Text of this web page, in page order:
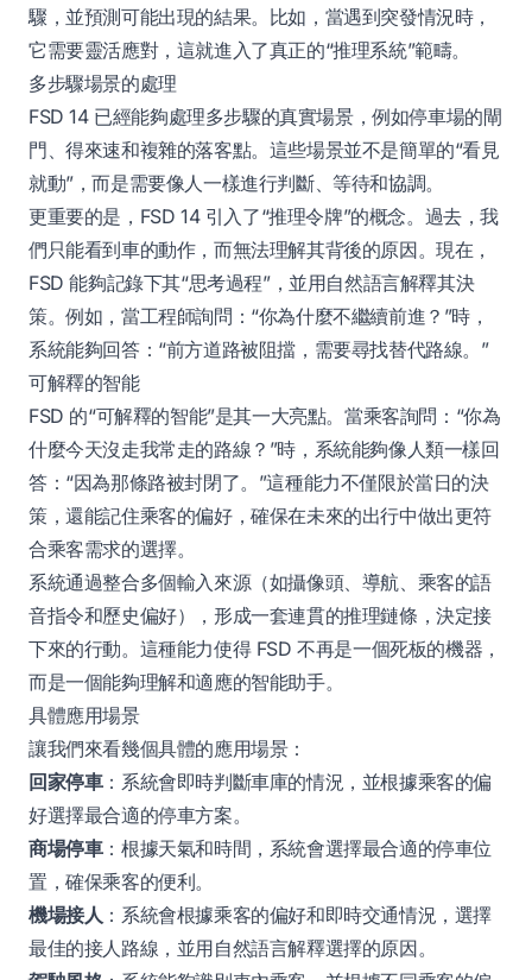
驟，並預測可能出現的結果。比如，當遇到突發情況時，
它需要靈活應對，這就進入了真正的“推理系統”範疇。
多步驟場景的處理
FSD 14 已經能夠處理多步驟的真實場景，例如停車場的閘
門、得來速和複雜的落客點。這些場景並不是簡單的“看見
就動”，而是需要像人一樣進行判斷、等待和協調。
更重要的是，FSD 14 引入了“推理令牌”的概念。過去，我
們只能看到車的動作，而無法理解其背後的原因。現在，
FSD 能夠記錄下其“思考過程”，並用自然語言解釋其決
策。例如，當工程師詢問：“你為什麼不繼續前進？”時，
系統能夠回答：“前方道路被阻擋，需要尋找替代路線。”
可解釋的智能
FSD 的“可解釋的智能”是其一大亮點。當乘客詢問：“你為
什麼今天沒走我常走的路線？”時，系統能夠像人類一樣回
答：“因為那條路被封閉了。”這種能力不僅限於當日的決
策，還能記住乘客的偏好，確保在未來的出行中做出更符
合乘客需求的選擇。
系統通過整合多個輸入來源（如攝像頭、導航、乘客的語
音指令和歷史偏好），形成一套連貫的推理鏈條，決定接
下來的行動。這種能力使得 FSD 不再是一個死板的機器，
而是一個能夠理解和適應的智能助手。
具體應用場景
讓我們來看幾個具體的應用場景：
回家停車：系統會即時判斷車庫的情況，並根據乘客的偏
好選擇最合適的停車方案。
商場停車：根據天氣和時間，系統會選擇最合適的停車位
置，確保乘客的便利。
機場接人 ：系統會根據乘客的偏好和即時交通情況，選擇
最佳的接人路線，並用自然語言解釋選擇的原因。